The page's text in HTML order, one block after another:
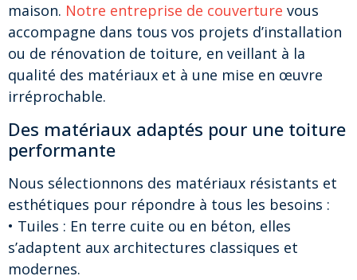
maison. Notre entreprise de couverture vous
accompagne dans tous vos projets d’installation
ou de rénovation de toiture, en veillant à la
qualité des matériaux et à une mise en œuvre
irréprochable.
Des matériaux adaptés pour une toiture
performante
Nous sélectionnons des matériaux résistants et
esthétiques pour répondre à tous les besoins :
• Tuiles : En terre cuite ou en béton, elles
s’adaptent aux architectures classiques et
modernes.